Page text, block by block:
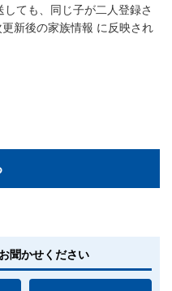
ても、同じ子が二人登録さ
新後の家族情報 に反映され
聞かせください